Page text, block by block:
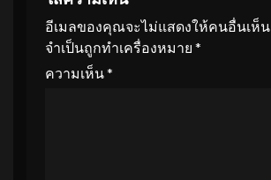
อีเมลของคุณจะไม่แสดงให้คนอื่นเห็น
จำเป็นถูกทำเครื่องหมาย *
ความเห็น*